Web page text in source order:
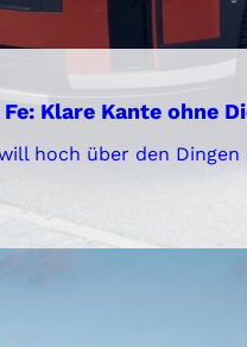
Klare Kante ohne
hoch über den